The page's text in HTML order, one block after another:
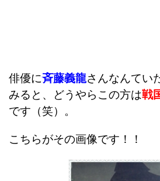
俳優に斉藤義龍さんなんてい
みると、どうやらこの方は戦
です（笑）。
こちらがその画像です！！